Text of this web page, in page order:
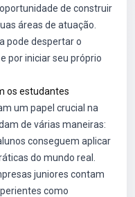
de construir
áreas de atuação.
pode despertar o
por iniciar seu próprio
os estudantes
um papel crucial na
de várias maneiras:
conseguem aplicar
do mundo real.
juniores contam
como